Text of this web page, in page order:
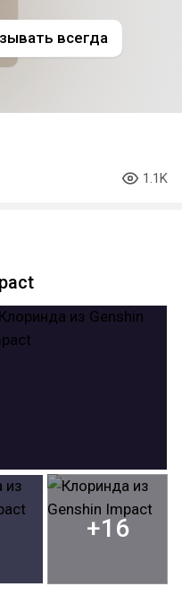
всегда
1.1K
+16